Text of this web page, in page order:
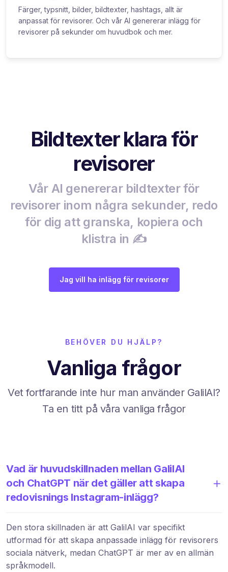
Färger, typsnitt, bilder, bildtexter, hashtags, allt är
anpassat för revisorer. Och vår AI genererar inlägg för
revisorer på sekunder om huvudbok och mer.
Bildtexter klara för
revisorer
Vår AI genererar bildtexter för
revisorer inom några sekunder, redo
för dig att granska, kopiera och
klistra in ✍️
Jag vill ha inlägg för revisorer
BEHÖVER DU HJÄLP?
Vanliga frågor
Vet fortfarande inte hur man använder GalilAI?
Ta en titt på våra vanliga frågor
Vad är huvudskillnaden mellan GalilAI
och ChatGPT när det gäller att skapa
redovisnings Instagram-inlägg?
Den stora skillnaden är att GalilAI var specifikt
utformad för att skapa anpassade inlägg för revisorers
sociala nätverk, medan ChatGPT är mer av en allmän
språkmodell.